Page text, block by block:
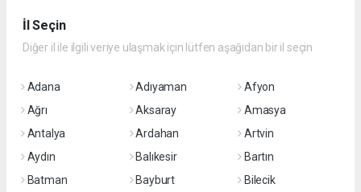
İl Seçin
Diğer il ile ilgili veriye ulaşmak için lütfen aşağıdan bir il seçin
Adana Adıyaman
Afyon
Ağrı
Aksaray
Amasya
Antalya
Ardahan
Artvin
Aydın
Balıkesir
Bartın
Batman
Bayburt
Bilecik